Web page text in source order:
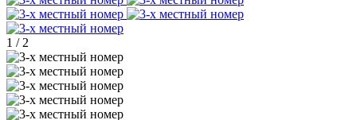
1 / 2